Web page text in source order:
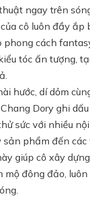
ngay trên
cô luôn đầy ắp
phong cách
tóc ấn tượng,
hước, dí dỏm
Dory ghi
sức với nhiều
sản phẩm đến
giúp cô xây
mộ đông đảo,